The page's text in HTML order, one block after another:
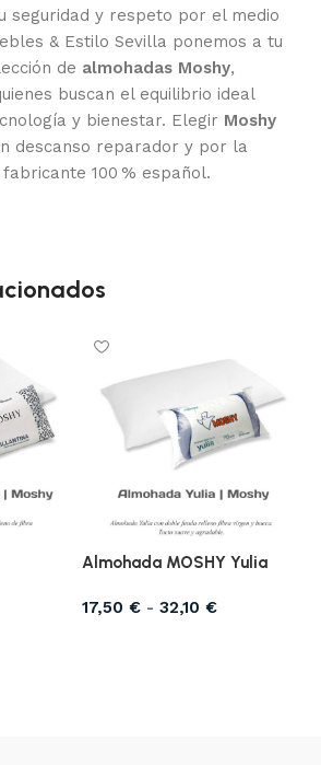
seguridad y respeto por el medio
& Estilo Sevilla ponemos a tu
de almohadas Moshy,
buscan el equilibrio ideal
y bienestar. Elegir Moshy
descanso reparador y por la
100 % español.
Almohada MOSHY Yulia
17,50 € - 32,10 €